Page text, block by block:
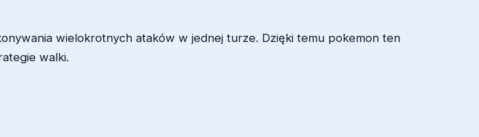
wielokrotnych ataków w jednej turze. Dzięki temu pokemon ten
walki.